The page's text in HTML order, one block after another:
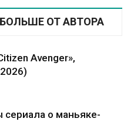
БОЛЬШЕ ОТ АВТОРА
Avenger»,
сериала о маньяке-